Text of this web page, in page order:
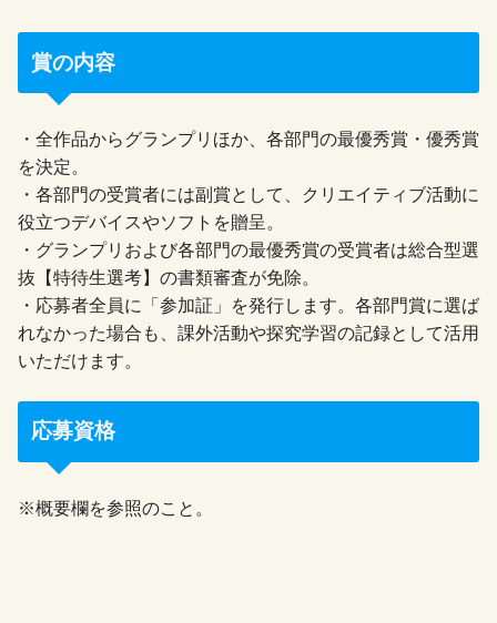
賞の内容
・全作品からグランプリほか、各部門の最優秀賞・優秀賞
を決定。
・各部門の受賞者には副賞として、クリエイティブ活動に
役立つデバイスやソフトを贈呈。
・グランプリおよび各部門の最優秀賞の受賞者は総合型選
抜【特待生選考】の書類審査が免除。
・応募者全員に「参加証」を発行します。各部門賞に選ば
れなかった場合も、課外活動や探究学習の記録として活用
いただけます。
応募資格
※概要欄を参照のこと。